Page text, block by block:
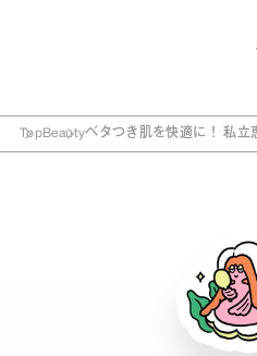
TopBeautyベタつき肌を快適に！ 私立